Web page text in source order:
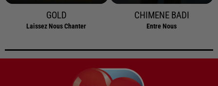
GOLD
Laissez Nous Chanter
CHIMENE BADI
Entre Nous